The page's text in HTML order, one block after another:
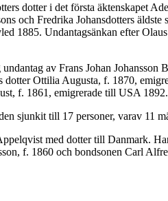
dotter i det första äktenskapet
och Fredrika Johansdotters
Undantagsänkan efter
av Frans Johan
Ottilia Augusta, f. 1870,
f. 1861, emigrerade till USA 1892.
sjunkit till 17 personer, varav 11
med dotter till Danmark.
f. 1860 och bondsonen Carl